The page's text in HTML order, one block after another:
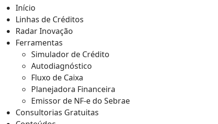
Início
Linhas de Créditos
Radar Inovação
Ferramentas
Simulador de Crédito
Autodiagnóstico
Fluxo de Caixa
Planejadora Financeira
Emissor de NF-e do Sebrae
Consultorias Gratuitas